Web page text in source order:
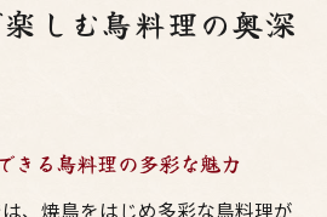
しむ鳥料理の奥深
きる鳥料理の多彩な魅力
、焼鳥をはじめ多彩な鳥料理が